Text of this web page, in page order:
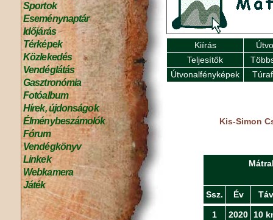
Sportok
Eseménynaptár
Időjárás
Térképek
Közlekedés
Vendéglátás
Gasztronómia
Fotóalbum
Hírek, újdonságok
Élménybeszámolók
Fórum
Vendégkönyv
Linkek
Webkamera
Játék
Kiírás
Teljesítők
Útvonalfényképek
Kis-Simon
Ssz. Év Táv
1 2020 10